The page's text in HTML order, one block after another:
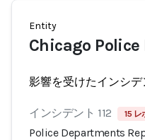
Entity
Chicago
影響を受けたインシデ
インシデント 112 15 レ
Police Departments